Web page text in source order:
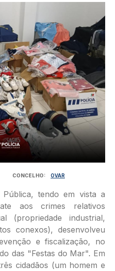
CONCELHO OVAR
tendo em vista a
aos crimes relativos
(propriedade industrial,
conexos), desenvolveu
e fiscalização, no
das "Festas do Mar". Em
cidadãos (um homem e